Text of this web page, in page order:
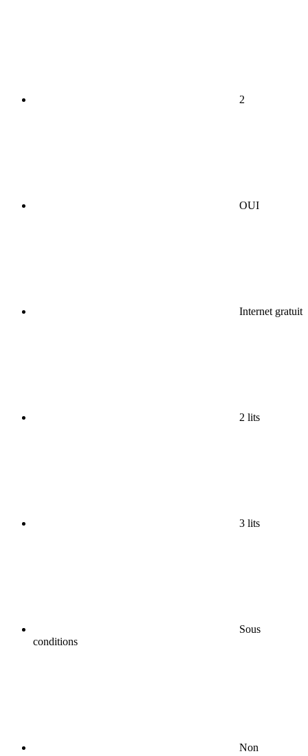
2
OUI
Internet gratuit
2 lits
3 lits
Sous
conditions
Non